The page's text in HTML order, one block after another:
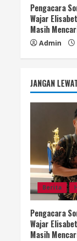
d
i
n
g
Pengacara
Wajar
Masih
Admin
JANGAN
Berita
Pengacara
Wajar
Masih